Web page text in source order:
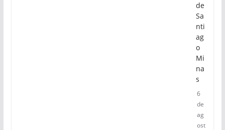
de
Sa
nti
ag
o
Mi
na
s
6
de
ag
ost